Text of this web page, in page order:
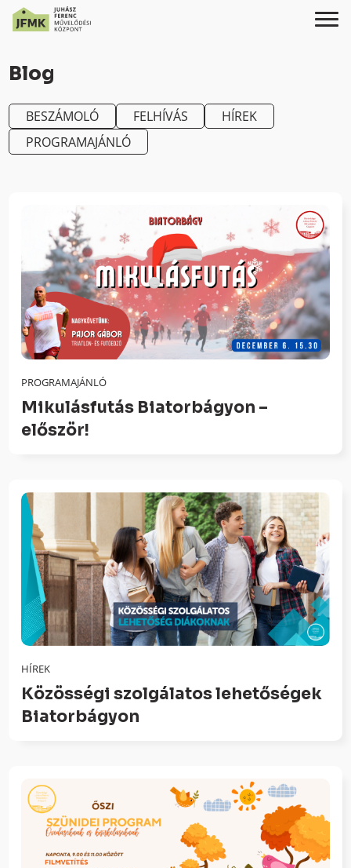
to
Content
navigációhoz
Blog
BESZÁMOLÓ FELHÍVÁS
HÍREK
PROGRAMAJÁNLÓ
PROGRAMAJÁNLÓ
Mikulásfutás Biatorbágyon –
először!
HÍREK
Közösségi szolgálatos lehetőségek
Biatorbágyon